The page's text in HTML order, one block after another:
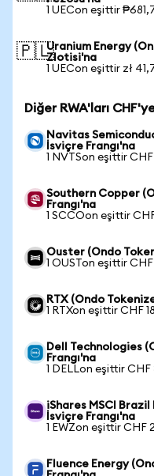
1 UECon eşittir
🇵🇱Uranium Energy
Zlotisi'na
1 UECon eşittir zł
Diğer RWA'ları
Navitas
İsviçre Frangı'na
1 NVTSon eşittir
Southern Copper
Frangı'na
1 SCCOon eşittir
Ouster (Ondo
1 OUSTon eşittir CHF
RTX (Ondo
1 RTXon eşittir CHF
Dell Technologies
Frangı'na
1 DELLon eşittir
iShares MSCI
İsviçre Frangı'na
1 EWZon eşittir CHF
Fluence Energy